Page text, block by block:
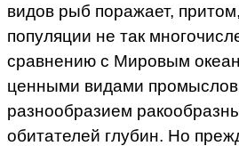
видов рыб поражает,
популяции не так
сравнению с Мировым
ценными видами
разнообразием
обитателей глубин. Но